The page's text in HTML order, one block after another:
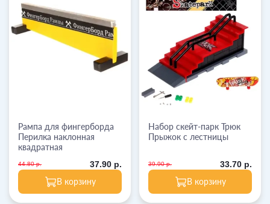
Рампа для фингерборда
Перилка наклонная
квадратная
44.80 р. 37.90 р.
В корзину
Набор скейт-парк Трюк
Прыжок с лестницы
39.90 р. 33.70 р.
В корзину